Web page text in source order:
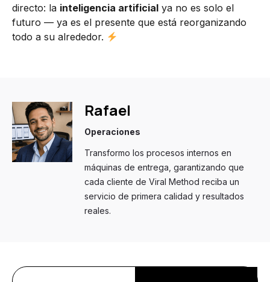
directo: la inteligencia artificial ya no es solo el
futuro — ya es el presente que está reorganizando
todo a su alrededor.
Rafael
Operaciones
Transformo los procesos internos en
máquinas de entrega, garantizando que
cada cliente de Viral Method reciba un
servicio de primera calidad y resultados
reales.